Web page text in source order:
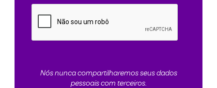
Nós nunca compartilharemos seus dados
pessoais com terceiros.